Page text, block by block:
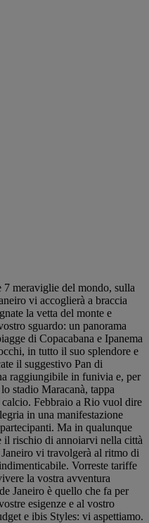
meraviglie del mondo, sulla
vi accoglierà a braccia
la vetta del monte e
sguardo: un panorama
di Copacabana e Ipanema
in tutto il suo splendore e
il suggestivo Pan di
raggiungibile in funivia e, per
stadio Maracanà, tappa
Febbraio a Rio vuol dire
in una manifestazione
Ma in qualunque
il rischio di annoiarvi nella città
vi travolgerà al ritmo di
Vorreste tariffe
la vostra avventura
Janeiro è quello che fa per
esigenze e al vostro
e ibis Styles: vi aspettiamo.